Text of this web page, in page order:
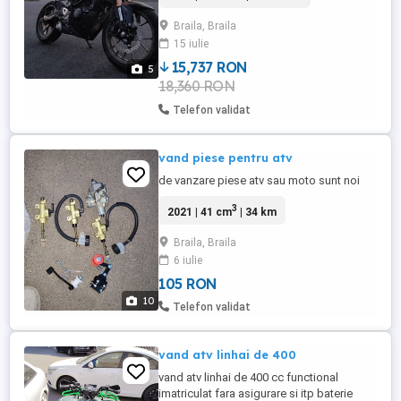
5
benzină Kit de lanț nou OEM Honda NU
necesită nici-o investiție IMPECABILĂ Preț
FIX Ofer video în privat
Braila, Braila
15 iulie
15,737 RON
18,360 RON
Telefon validat
10
vand piese pentru atv
de vanzare piese atv sau moto sunt noi
2021 | 41 cm3 | 34 km
Braila, Braila
6 iulie
105 RON
Telefon validat
vand atv linhai de 400
vand atv linhai de 400 cc functional
imatriculat fara asigurare si itp baterie